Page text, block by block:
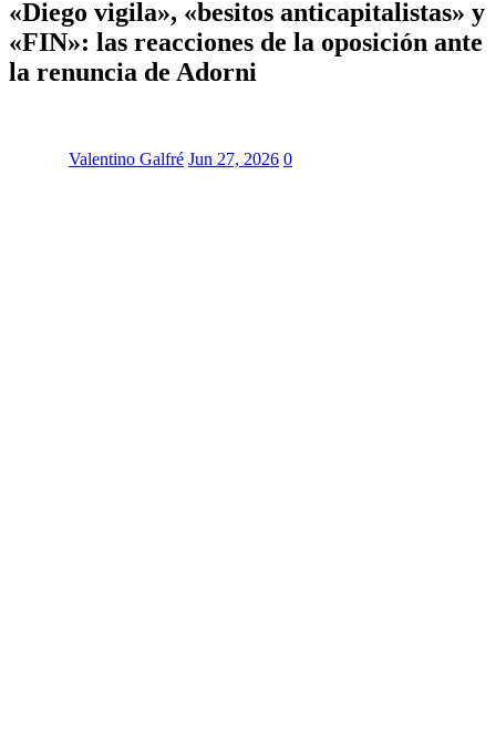
«Diego vigila», «besitos anticapitalistas» y
«FIN»: las reacciones de la oposición ante
la renuncia de Adorni
Valentino Galfré Jun 27, 2026 0